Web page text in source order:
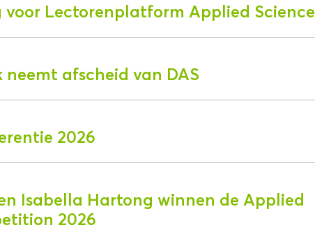
voor Lectorenplatform Applied Science
neemt afscheid van DAS
2026
Isabella Hartong winnen de Applied
2026